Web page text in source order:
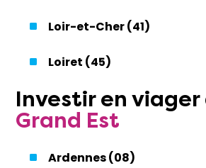
Loir-et-Cher (41)
Loiret (45)
Investiren viager
Grand Est
Ardennes (08)